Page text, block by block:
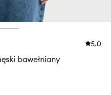
5.0
bawełniany